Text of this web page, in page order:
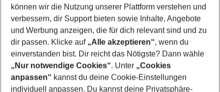
Mehr Filter anzeigen
Footer
Footer navigation
können wir die Nutzung unserer Plattform verstehen und
verbessern, dir Support bieten sowie Inhalte, Angebote
und Werbung anzeigen, die für dich relevant sind und zu
dir passen. Klicke auf „Alle akzeptieren“, wenn du
einverstanden bist. Dir reicht das Nötigste? Dann wähle
„Nur notwendige Cookies“. Unter „Cookies
anpassen“ kannst du deine Cookie-Einstellungen
individuell anpassen. Du kannst deine Privatsphäre-